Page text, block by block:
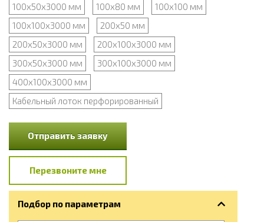
100х50х3000 мм
100х80 мм
100х100 мм
100х100х3000 мм
200х50 мм
200х50х3000 мм
200х100х3000 мм
300х50х3000 мм
300х100х3000 мм
400х100х3000 мм
Кабельный лоток перфорированный
Отправить заявку
Перезвоните мне
Подбор по параметрам